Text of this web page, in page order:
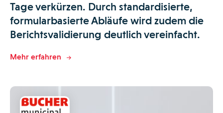
Tage verkürzen. Durch standardisierte,
formularbasierte Abläufe wird zudem die
Berichtsvalidierung deutlich vereinfacht.
Mehr erfahren